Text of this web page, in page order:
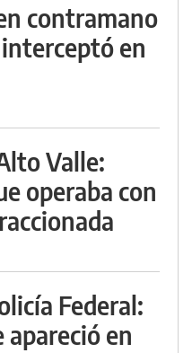
contramano
en
Valle:
operaba con
Federal:
en